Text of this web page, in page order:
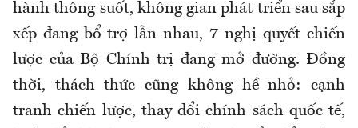
hành thông suốt, không gian phát triển sau sắp
xếp đang bổ trợ lẫn nhau, 7 nghị quyết chiến
lược của Bộ Chính trị đang mở đường. Đồng
thời, thách thức cũng không hề nhỏ: cạnh
tranh chiến lược, thay đổi chính sách quốc tế,